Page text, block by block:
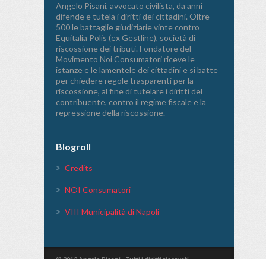
Angelo Pisani, avvocato civilista, da anni
difende e tutela i diritti dei cittadini. Oltre
500 le battaglie giudiziarie vinte contro
Equitalia Polis (ex Gestline), società di
riscossione dei tributi. Fondatore del
Movimento Noi Consumatori riceve le
istanze e le lamentele dei cittadini e si batte
per chiedere regole trasparenti per la
riscossione, al fine di tutelare i diritti del
contribuente, contro il regime fiscale e la
repressione della riscossione.
Blogroll
Credits
NOI Consumatori
VIII Municipalità di Napoli